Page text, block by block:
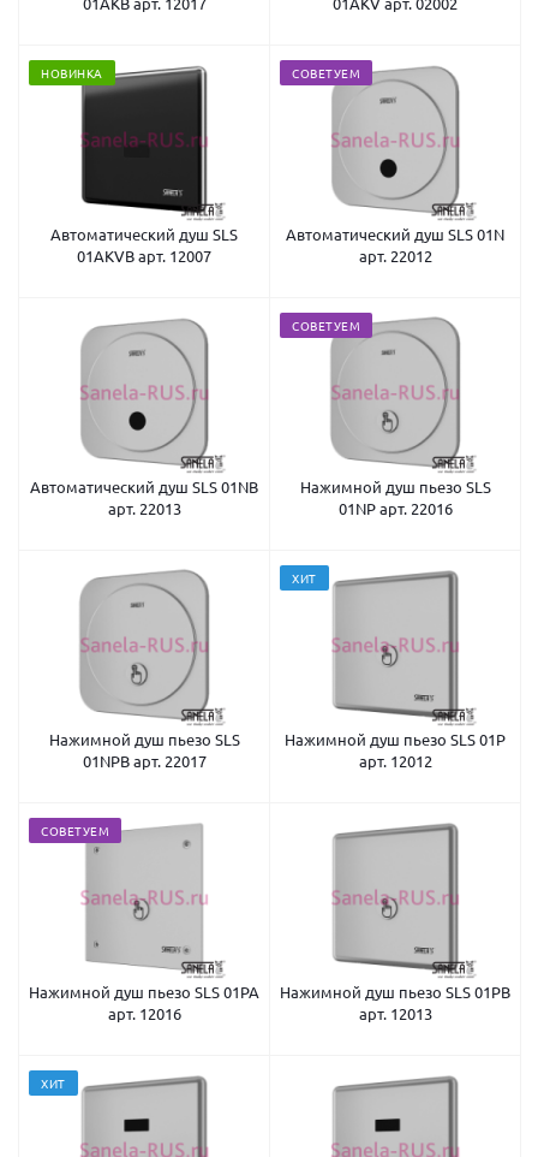
НОВИНКА
Автоматический душ SLS
01AKVB арт. 12007
СОВЕТУЕМ
Автоматический душ SLS 01N
арт. 22012
Автоматический душ SLS 01NB
арт. 22013
СОВЕТУЕМ
Нажимной душ пьезо SLS
01NP арт. 22016
Нажимной душ пьезо SLS
01NPB арт. 22017
ХИТ
Нажимной душ пьезо SLS 01P
арт. 12012
СОВЕТУЕМ
Нажимной душ пьезо SLS 01PA
арт. 12016
Нажимной душ пьезо SLS 01PB
арт. 12013
ХИТ